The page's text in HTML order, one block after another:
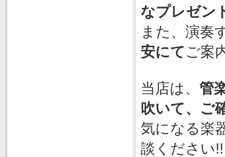
なプレゼン
また、演奏
安にてご案
当店は、 管
吹いて、ご
気になる楽
談ください!!